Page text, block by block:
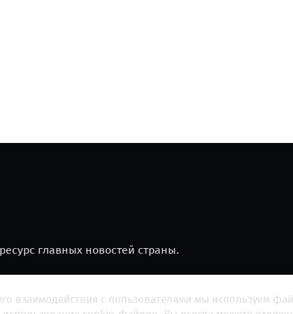
главных новостей страны.
взаимодействия с пользователями мы используем